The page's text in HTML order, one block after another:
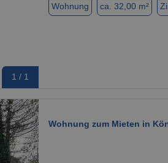
1 / 1
Wohnung ca. 32,00 m²
Wohnung zum Mieten in